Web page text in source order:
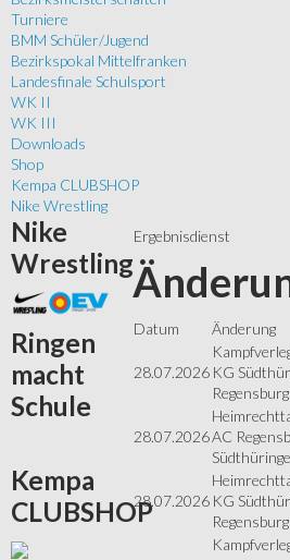
Turniere
BMM Schüler/Jugend
Bezirkspokal Mittelfranken
Landesfinale Schulsport
WK II
WK III
Downloads
Shop
Kempa CLUBSHOP
Nike Wrestling
Ergebnisdienst
Datum Änderung
28.07.2026 KG
Regensburg
28.07.2026AC
28.07.2026 KG
Regensburg
Nike
Wrestling
Ringen
macht
Schule
Kempa
CLUBSHOP